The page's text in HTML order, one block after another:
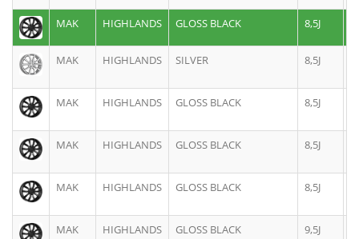
MAK HIGHLANDS GLOSS BLACK 8,5J
MAK HIGHLANDS SILVER 8,5J
MAK HIGHLANDS GLOSS BLACK 8,5J
MAK HIGHLANDS GLOSS BLACK 8,5J
MAK HIGHLANDS GLOSS BLACK 8,5J
MAK HIGHLANDS GLOSS BLACK 9,5J